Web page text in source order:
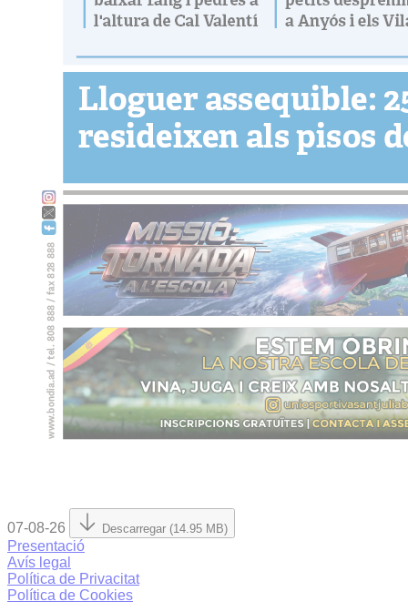
07-08-26 Descarregar (14.95 MB)
Presentació
Avís legal
Política de Privacitat
Política de Cookies